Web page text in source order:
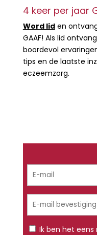
4 keer per jaar
Word liden
GAAF! Als lid
boordevol
tips en de laatste
eczeemzorg.
Ik ben het